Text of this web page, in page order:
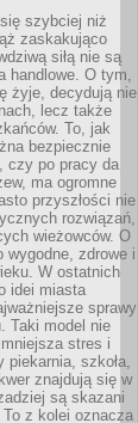
szybciej niż
zaskakująco
siłą nie są
handlowe. O tym,
żyje, decydują nie
lecz także
To, jak
bezpiecznie
czy po pracy da
ma ogromne
przyszłości nie
rozwiązań,
wieżowców. O
wygodne, zdrowe i
W ostatnich
idei miasta
sprawy
Taki model nie
stres i
piekarnia, szkoła,
znajdują się w
są skazani
z kolei oznacza